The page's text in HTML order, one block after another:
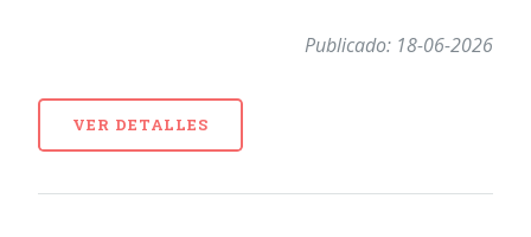
Publicado: 18-06-2026
VER DETALLES